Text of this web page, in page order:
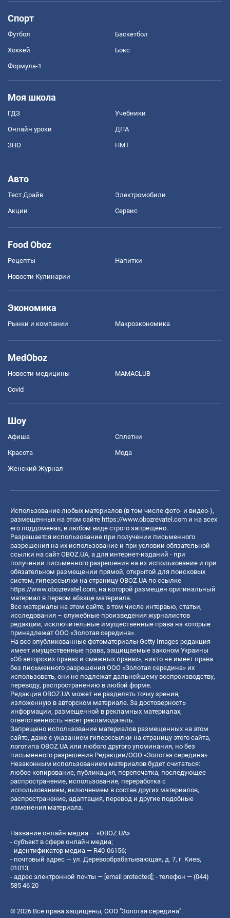
Спорт
Футбол Баскетбол
Хоккей Бокс
Формула-1
Моя школа
ГДЗ Учебники
Онлайн уроки ДПА
ЗНО НМТ
Авто
Тест Драйв Электромобили
Акции Сервис
Food Oboz
Рецепты Напитки
Новости Кулинарии
Экономика
Рынки и компании Mакроэкономика
MedOboz
Новости медицины MAMACLUB
Covid
Шоу
Афиша Сплетни
Красота Мода
Женский Журнал
Использование любых материалов (в том числе фото- и видео-),
размещенных на этом сайте https://www.obozrevatel.com и на всех
его поддоменах, в любом виде строго запрещено.
Разрешается использование при получении письменного
разрешения на их использование и при условии обязательной
ссылки на сайт OBOZ.UA, а для интернет-изданий - при
получении письменного разрешения на их использование и при
обязательном размещении прямой, открытой для поисковых
систем, гиперссылки на страницу OBOZ.UA по ссылке
https://www.obozrevatel.com, на которой размещен оригинальный
материал в первом абзаце материала.
Все материалы на этом сайте, в том числе интервью, статьи,
исследования – служебные произведения журналистов
редакции, исключительные имущественные права на которые
принадлежат ООО «Золотая середина».
На все опубликованные фотоматериалы Getty Images редакция
имеет имущественные права, защищаемые законом Украины
«Об авторских правах и смежных правах», никто не имеет права
без письменного разрешения ООО «Золотая середина» их
использовать, они не подлежат дальнейшему воспроизводству,
переводу, распространению в любой форме.
Редакция OBOZ.UA может не разделять точку зрения,
изложенную в авторском материале. За достоверность
информации, размещенной в рекламных материалах,
ответственность несет рекламодатель.
Запрещено использование материалов размещенных на этом
сайте, даже с указанием гиперссылки на страницу этого сайта,
логотипа OBOZ.UA или любого другого упоминания, но без
письменного разрешения Редакции/ООО «Золотая середина»
Незаконным использованием материалов будет считаться:
любое копирование, публикация, перепечатка, последующее
распространение, использование, переработка с
использованием, включением в состав других материалов,
распространение, адаптация, перевод и другие подобные
изменения материала.
Название онлайн медиа — «OBOZ.UA»
- субъект в сфере онлайн медиа;
- идентификатор медиа — R40-06156;
- почтовый адрес — ул. Деревообрабатывающая, д. 7, г. Киев,
01013;
- адрес электронной почты — [email protected] ; - телефон — (044)
585 46 20
© 2026 Все права защищены, ООО "Золотая середина".